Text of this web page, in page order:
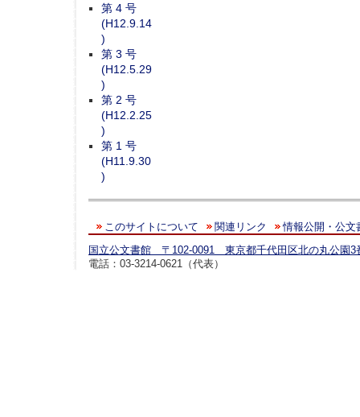
第 4 号
(H12.9.14
)
第 3 号
(H12.5.29
)
第 2 号
(H12.2.25
)
第 1 号
(H11.9.30
)
このサイトについて 関連リンク
情報公開・公文
国立公文書館 〒102-0091 東京都千代田区北の丸公園3
電話：03-3214-0621（代表）